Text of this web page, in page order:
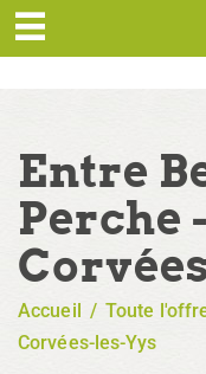
Entre
Perche
Accueil / Toute
Corvées-les-Yys